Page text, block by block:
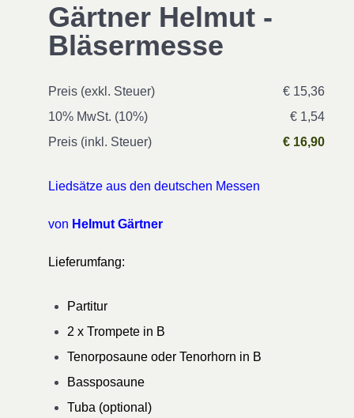
Gärtner Helmut -
Bläsermesse
Preis (exkl. Steuer)
€ 15,36
10% MwSt. (10%)
€ 1,54
Preis (inkl. Steuer)
€ 16,90
Liedsätze aus den deutschen Messen
von Helmut Gärtner
Lieferumfang:
Partitur
2 x Trompete in B
Tenorposaune oder Tenorhorn in B
Bassposaune
Tuba (optional)